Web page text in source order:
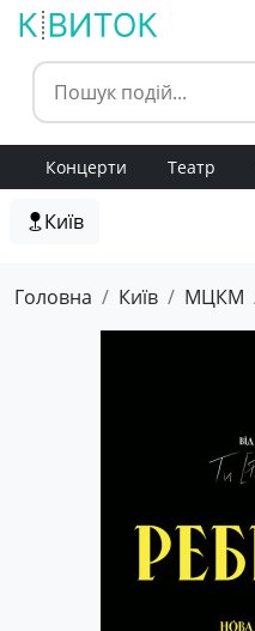
Концерти Театр
Київ
Головна Київ МЦКМ